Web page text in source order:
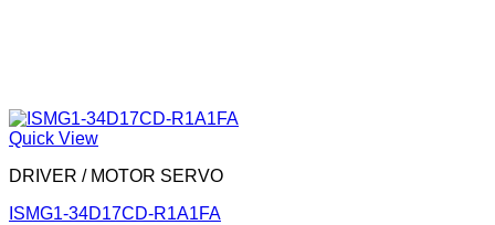
Quick View
DRIVER / MOTOR SERVO
ISMG1-34D17CD-R1A1FA